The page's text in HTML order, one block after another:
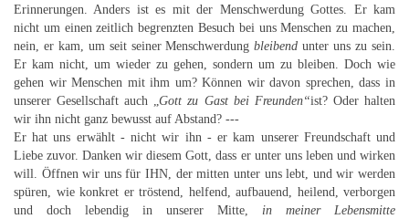
Erinnerungen. Anders ist es mit der Menschwerdung Gottes. Er kam
nicht um einen zeitlich begrenzten Besuch bei uns Menschen zu machen,
nein, er kam, um seit seiner Menschwerdungbleibend unter uns zu sein.
Er kam nicht, um wieder zu gehen, sondern um zu bleiben. Doch wie
gehen wir Menschen mit ihm um? Können wir davon sprechen, dass in
unserer Gesellschaft auch „Gott zu Gast bei Freunden“ist? Oder halten
wir ihn nicht ganz bewusst auf Abstand? ---
Er hat uns erwählt - nicht wir ihn - er kam unserer Freundschaft und
Liebe zuvor. Danken wir diesem Gott, dass er unter uns leben und wirken
will. Öffnen wir uns für IHN, der mitten unter uns lebt, und wir werden
spüren, wie konkret er tröstend, helfend, aufbauend, heilend, verborgen
und doch lebendig in unserer Mitte, in meiner Lebensmitte